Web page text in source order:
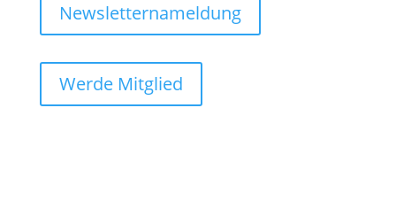
Newsletternameldung
Werde Mitglied